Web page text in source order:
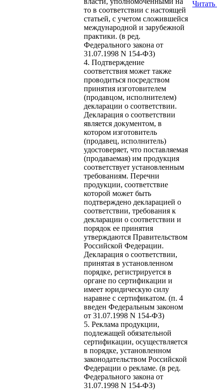
то в соответствии с настоящей
статьей, с учетом сложившейся
международной и зарубежной
практики. (в ред.
Федерального закона от
31.07.1998 N 154-ФЗ)
4. Подтверждение
соответствия может также
проводиться посредством
принятия изготовителем
(продавцом, исполнителем)
декларации о соответствии.
Декларация о соответствии
является документом, в
котором изготовитель
(продавец, исполнитель)
удостоверяет, что поставляемая
(продаваемая) им продукция
соответствует установленным
требованиям. Перечни
продукции, соответствие
которой может быть
подтверждено декларацией о
соответствии, требования к
декларации о соответствии и
порядок ее принятия
утверждаются Правительством
Российской Федерации.
Декларация о соответствии,
принятая в установленном
порядке, регистрируется в
органе по сертификации и
имеет юридическую силу
наравне с сертификатом. (п. 4
введен Федеральным законом
от 31.07.1998 N 154-ФЗ)
5. Реклама продукции,
подлежащей обязательной
сертификации, осуществляется
в порядке, установленном
законодательством Российской
Федерации о рекламе. (в ред.
Федерального закона от
31.07.1998 N 154-ФЗ)